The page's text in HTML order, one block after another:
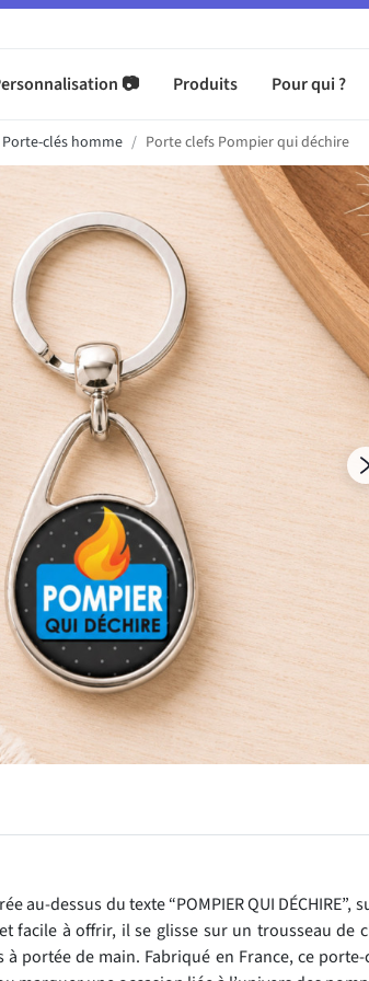
📷 Produits Pour qui ?
Porte-clés homme Porte clefs Pompier qui déchire
au-dessus du texte “POMPIER QUI
facile à offrir, il se glisse sur un trousseau de
portée de main. Fabriqué en France, ce